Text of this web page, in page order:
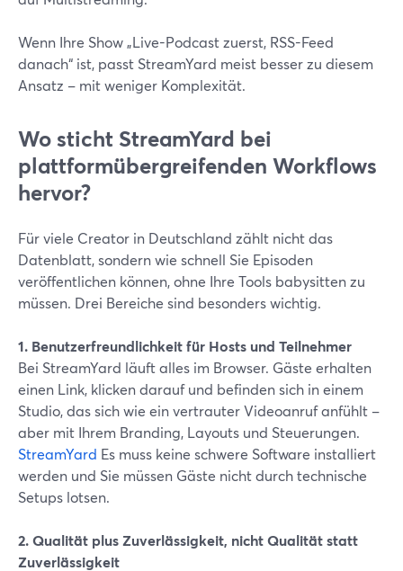
Wenn Ihre Show „Live-Podcast zuerst, RSS-Feed
danach“ ist, passt StreamYard meist besser zu diesem
Ansatz – mit weniger Komplexität.
Wo sticht StreamYard bei
plattformübergreifenden Workflows
hervor?
Für viele Creator in Deutschland zählt nicht das
Datenblatt, sondern wie schnell Sie Episoden
veröffentlichen können, ohne Ihre Tools babysitten zu
müssen. Drei Bereiche sind besonders wichtig.
1. Benutzerfreundlichkeit für Hosts und Teilnehmer
Bei StreamYard läuft alles im Browser. Gäste erhalten
einen Link, klicken darauf und befinden sich in einem
Studio, das sich wie ein vertrauter Videoanruf anfühlt –
aber mit Ihrem Branding, Layouts und Steuerungen.
StreamYard Es muss keine schwere Software installiert
werden und Sie müssen Gäste nicht durch technische
Setups lotsen.
2. Qualität plus Zuverlässigkeit, nicht Qualität statt
Zuverlässigkeit